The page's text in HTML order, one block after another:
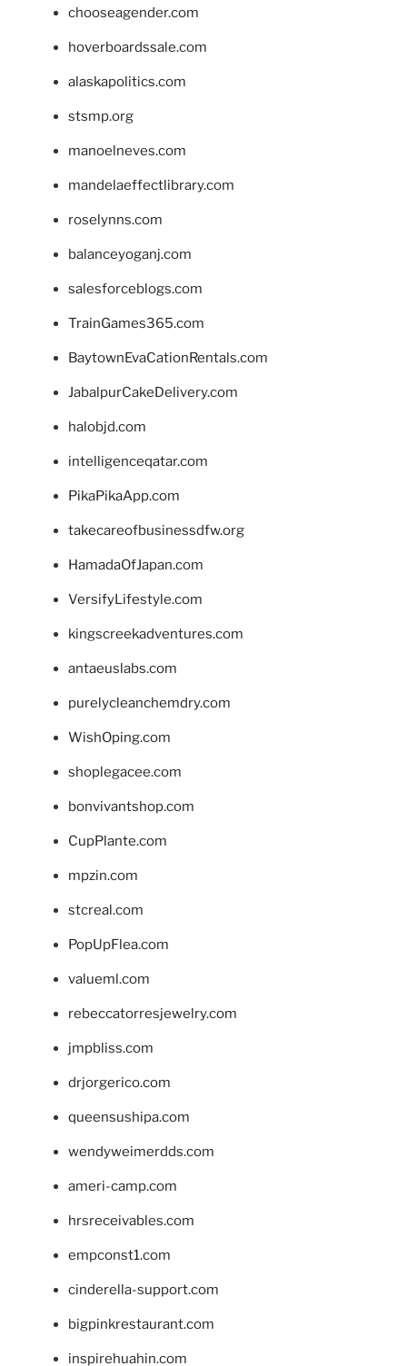
chooseagender.com
hoverboardssale.com
alaskapolitics.com
stsmp.org
manoelneves.com
mandelaeffectlibrary.com
roselynns.com
balanceyoganj.com
salesforceblogs.com
TrainGames365.com
BaytownEvaCationRentals.com
JabalpurCakeDelivery.com
halobjd.com
intelligenceqatar.com
PikaPikaApp.com
takecareofbusinessdfw.org
HamadaOfJapan.com
VersifyLifestyle.com
kingscreekadventures.com
antaeuslabs.com
purelycleanchemdry.com
WishOping.com
shoplegacee.com
bonvivantshop.com
CupPlante.com
mpzin.com
stcreal.com
PopUpFlea.com
valueml.com
rebeccatorresjewelry.com
jmpbliss.com
drjorgerico.com
queensushipa.com
wendyweimerdds.com
ameri-camp.com
hrsreceivables.com
empconst1.com
cinderella-support.com
bigpinkrestaurant.com
inspirehuahin.com